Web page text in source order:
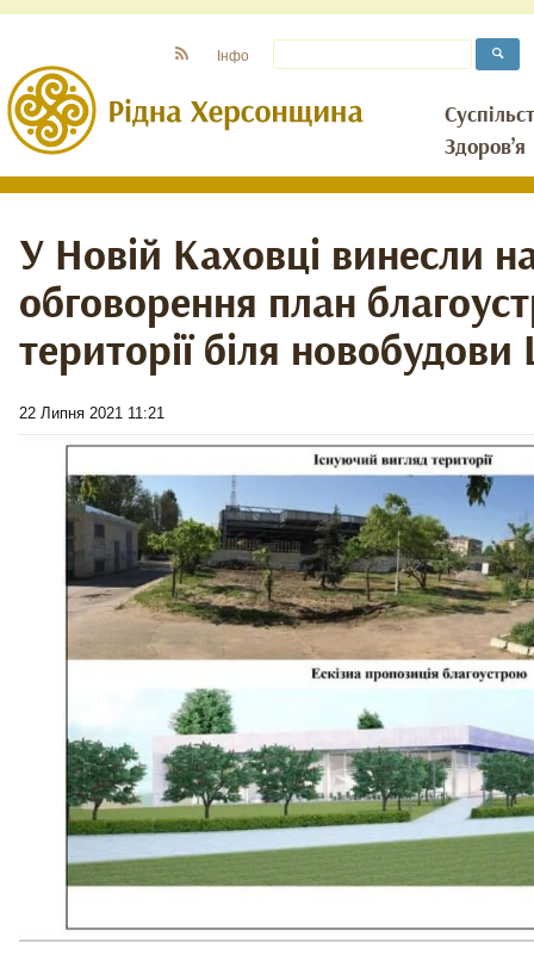
Здоров’я
Інфо
У Новій Каховці винесли
обговорення план
території біля
22 Липня 2021 11:21